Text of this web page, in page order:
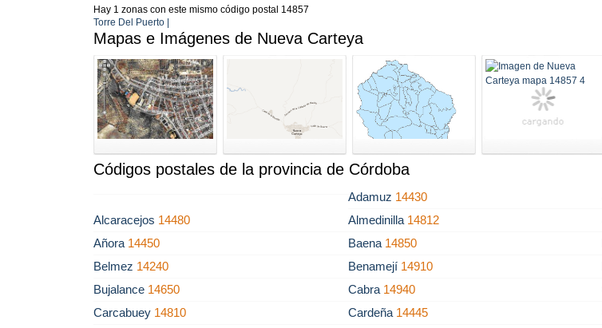
Hay 1 zonas con este mismo código postal 14857
Torre Del Puerto |
Mapas e Imágenes de Nueva Carteya
Códigos postales de la provincia de Córdoba
Adamuz 14430
Alcaracejos 14480 Almedinilla 14812
Añora 14450 Baena 14850
Belmez 14240 Benamejí 14910
Bujalance 14650 Cabra 14940
Carcabuey 14810 Cardeña 14445